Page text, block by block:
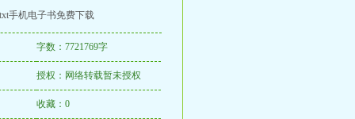
手机电子书免费下载
字数：7721769字
授权：网络转载暂未授权
收藏：0